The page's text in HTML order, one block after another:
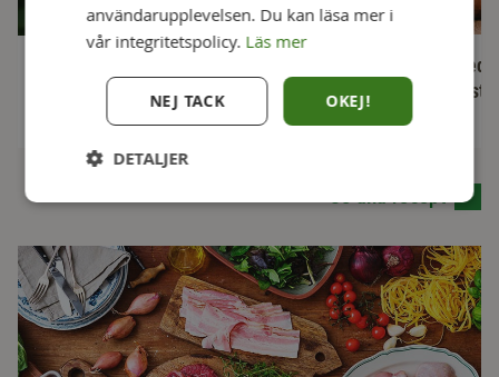
krispigt bacon och picklad lök
45 min
Julköttbullar med
Västerbottensost
30 min
Se alla recept
användarupplevelsen. Du kan läsa mer i
vår integritetspolicy. Läs mer
OKEJ!
NEJ TACK
DETALJER